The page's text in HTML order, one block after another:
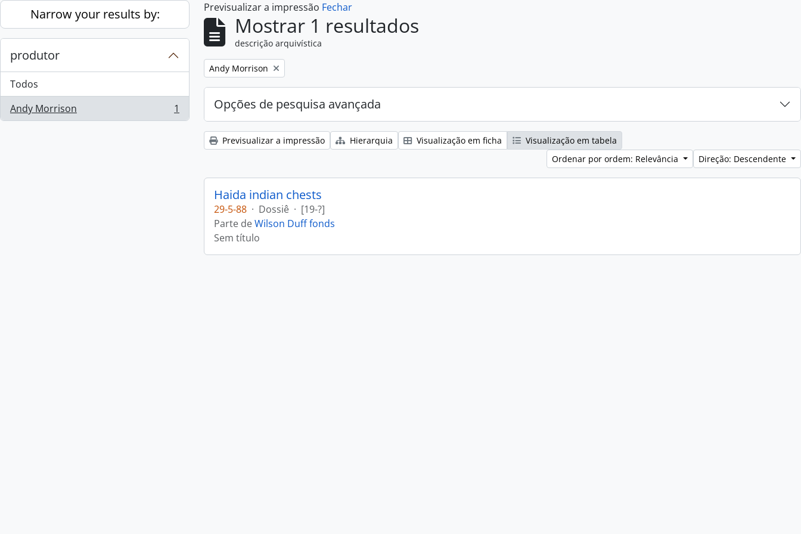
Skip to main content
Narrow your results by:
produtor
Todos
Andy Morrison
, 1 resultados 1
Previsualizar a impressão Fechar
Mostrar 1 resultados
descrição arquivística
Remove filter:
Andy Morrison
Opções de pesquisa avançada
Previsualizar a impressão Hierarquia Visualização em ficha
Visualização em tabela
Ordenar por ordem: Relevância
Direção: Descendente
Haida indian chests
29-5-88 · Dossiê · [19-?]
Parte deWilson Duff fonds
Sem título